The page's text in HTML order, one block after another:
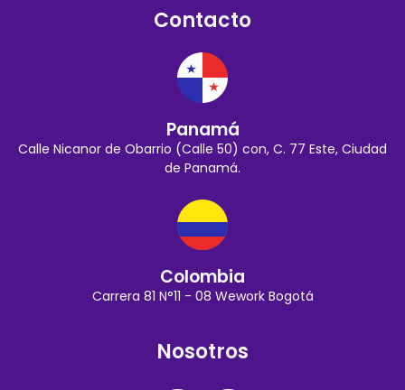
Contacto
Panamá
Calle Nicanor de Obarrio (Calle 50) con, C. 77 Este, Ciudad
de Panamá.
Colombia
Carrera 81 N°11 - 08 Wework Bogotá
Nosotros